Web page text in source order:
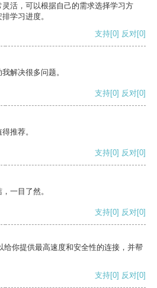
活，可以根据自己的需求选择学习方
学习进度。
支持[0] 反对[0]
解决很多问题。
支持[0] 反对[0]
推荐。
支持[0] 反对[0]
一目了然。
支持[0] 反对[0]
给你提供最高速度和安全性的连接，并帮
支持[0] 反对[0]